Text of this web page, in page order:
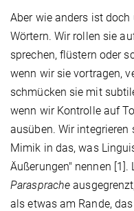
Aber wie anders ist
Wörtern. Wir rollen sie
sprechen, flüstern oder
wenn wir sie vortragen,
schmücken sie mit
wenn wir Kontrolle auf
ausüben. Wir
Mimik in das, was
Äußerungen" nennen
Parasprache
als etwas am Rande,